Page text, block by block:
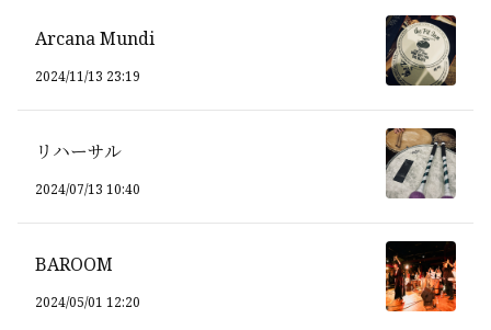
Arcana Mundi
2024/11/13 23:19
リハーサル
2024/07/13 10:40
BAROOM
2024/05/01 12:20